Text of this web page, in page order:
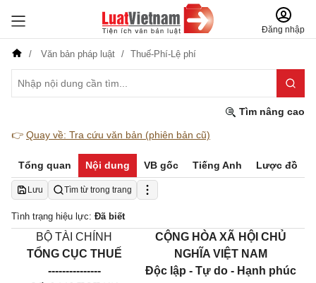
Đăng nhập
Văn bản pháp luật Thuế-Phí-Lệ phí
Tìm nâng cao
👉 Quay về: Tra cứu văn bản (phiên bản cũ)
Tổng quan Nội dung VB gốc Tiếng Anh Lược đồ
Lưu Tìm từ trong trang
Tình trạng hiệu lực: Đã biết
BỘ TÀI CHÍNH
TỔNG CỤC THUẾ
---------------
CỘNG HÒA XÃ HỘI CHỦ
NGHĨA VIỆT NAM
Độc lập - Tự do - Hạnh phúc